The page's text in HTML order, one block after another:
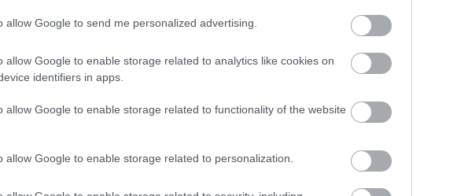
allow Google to send me personalized advertising.
allow Google to enable storage related to analytics like cookies on
identifiers in apps.
allow Google to enable storage related to functionality of the website
allow Google to enable storage related to personalization.
τους διανομείς, αλλά επικεντρώνονταν
06.08.2026 | 19:40
έργο αξίας
2.425.000€ στην
06.08.2026 | 19:20